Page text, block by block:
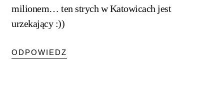
milionem… ten strych w Katowicach jest
urzekający :))
ODPOWIEDZ